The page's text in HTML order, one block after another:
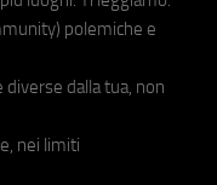
polemiche e
diverse dalla tua, non
nei limiti